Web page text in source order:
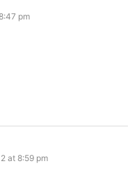
pm
at 8:59 pm